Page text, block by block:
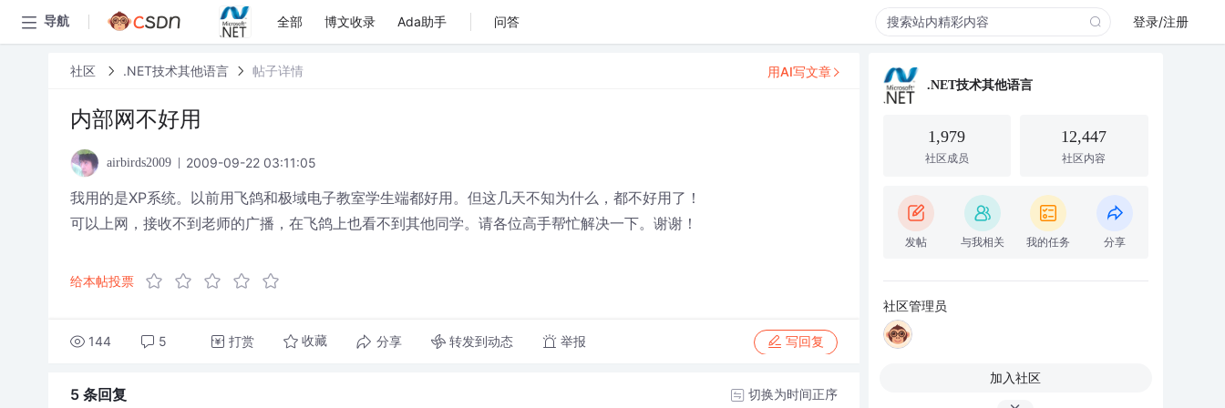
导航 全部 博文收录 Ada助手 问答 登录/注册
社区 .NET技术其他语言 帖子详情
内部网不好用
airbirds2009 2009-09-22 03:11:05
我用的是XP系统。以前用飞鸽和极域电子教室学生端都好用。但这几天不知为什么，都不好用了！
可以上网，接收不到老师的广播，在飞鸽上也看不到其他同学。请各位高手帮忙解决一下。谢谢！
给本帖投票
144 5 打赏 收藏 分享 转发到动态 举报 写回复
用AI写文章
5 条回复 切换为时间正序
.NET技术其他语言
1,979
社区成员
12,447
社区内容
发帖 与我相关 我的任务 分享
社区管理员
加入社区